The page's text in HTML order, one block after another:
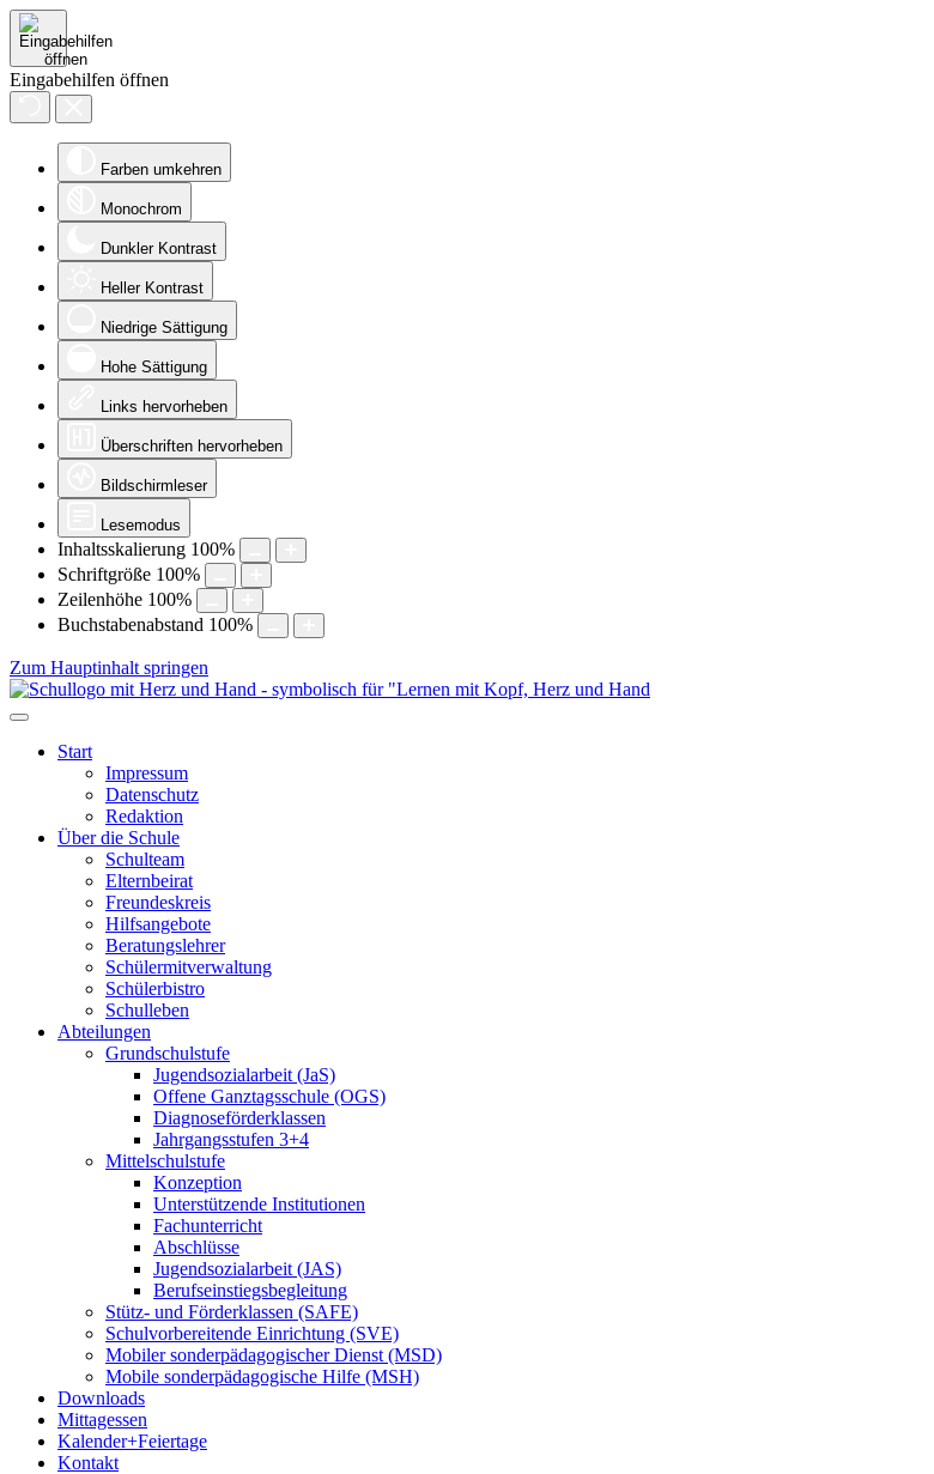
Eingabehilfen öffnen
Farben umkehren
Monochrom
Dunkler Kontrast
Heller Kontrast
Niedrige Sättigung
Hohe Sättigung
Links hervorheben
Überschriften hervorheben
Bildschirmleser
Lesemodus
Inhaltsskalierung 100%
Schriftgröße 100%
Zeilenhöhe 100%
Buchstabenabstand 100%
Zum Hauptinhalt springen
Start
Impressum
Datenschutz
Redaktion
Über die Schule
Schulteam
Elternbeirat
Freundeskreis
Hilfsangebote
Beratungslehrer
Schülermitverwaltung
Schülerbistro
Schulleben
Abteilungen
Grundschulstufe
Jugendsozialarbeit (JaS)
Offene Ganztagsschule (OGS)
Diagnoseförderklassen
Jahrgangsstufen 3+4
Mittelschulstufe
Konzeption
Unterstützende Institutionen
Fachunterricht
Abschlüsse
Jugendsozialarbeit (JAS)
Berufseinstiegsbegleitung
Stütz- und Förderklassen (SAFE)
Schulvorbereitende Einrichtung (SVE)
Mobiler sonder­­pädagogischer Dienst (MSD)
Mobile sonder­pädagogische Hilfe (MSH)
Downloads
Mittagessen
Kalender+Feiertage
Kontakt